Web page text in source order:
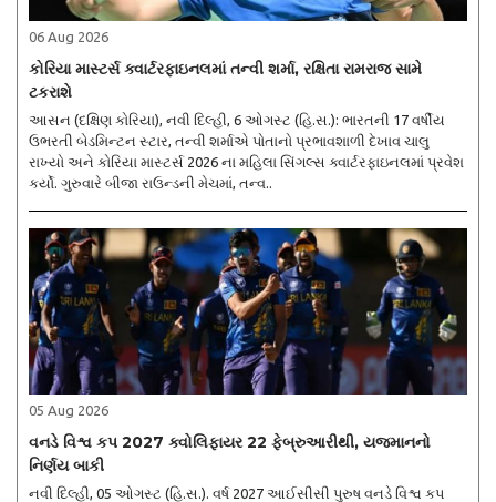
06 Aug 2026
કોરિયા માસ્ટર્સ ક્વાર્ટરફાઇનલમાં તન્વી શર્મા, રક્ષિતા રામરાજ સામે
ટકરાશે
આસન (દક્ષિણ કોરિયા), નવી દિલ્હી, 6 ઓગસ્ટ (હિ.સ.): ભારતની 17 વર્ષીય
ઉભરતી બેડમિન્ટન સ્ટાર, તન્વી શર્માએ પોતાનો પ્રભાવશાળી દેખાવ ચાલુ
રાખ્યો અને કોરિયા માસ્ટર્સ 2026 ના મહિલા સિંગલ્સ ક્વાર્ટરફાઇનલમાં પ્રવેશ
કર્યો. ગુરુવારે બીજા રાઉન્ડની મેચમાં, તન્વ..
05 Aug 2026
વનડે વિશ્વ કપ 2027 ક્વોલિફાયર 22 ફેબ્રુઆરીથી, યજમાનનો
નિર્ણય બાકી
નવી દિલ્હી, 05 ઓગસ્ટ (હિ.સ.). વર્ષ 2027 આઈસીસી પુરુષ વનડે વિશ્વ કપ